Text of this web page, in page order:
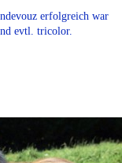
erfolgreich war
evtl. tricolor.